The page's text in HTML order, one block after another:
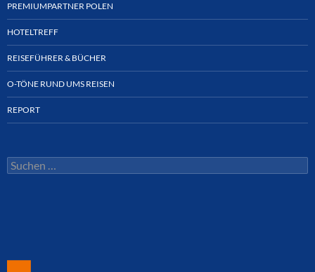
PREMIUMPARTNER POLEN
HOTELTREFF
REISEFÜHRER & BÜCHER
O-TÖNE RUND UMS REISEN
REPORT
Suchen
nach: